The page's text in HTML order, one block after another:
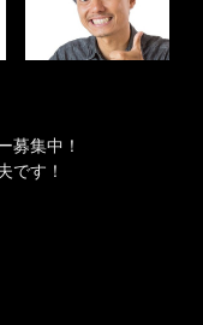
募集中！
です！